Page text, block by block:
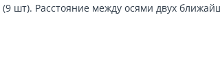
шт). Расстояние между осями двух